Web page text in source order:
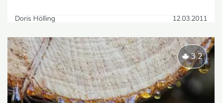
Doris Hölling 12.03.2011
3.2